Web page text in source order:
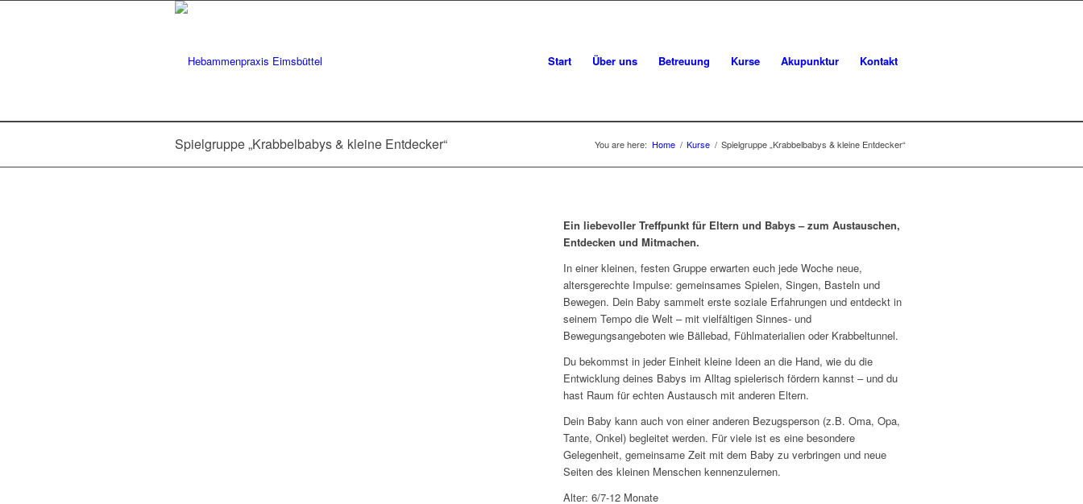
Start Über uns Betreuung Kurse Akupunktur Kontakt
Spielgruppe „Krabbelbabys & kleine Entdecker“ You are here: Home / Kurse / Spielgruppe „Krabbelbabys & kleine Entdecker“
Ein liebevoller Treffpunkt für Eltern und Babys – zum Austauschen,
Entdecken und Mitmachen.
In einer kleinen, festen Gruppe erwarten euch jede Woche neue,
altersgerechte Impulse: gemeinsames Spielen, Singen, Basteln und
Bewegen. Dein Baby sammelt erste soziale Erfahrungen und entdeckt in
seinem Tempo die Welt – mit vielfältigen Sinnes- und
Bewegungsangeboten wie Bällebad, Fühlmaterialien oder Krabbeltunnel.
Du bekommst in jeder Einheit kleine Ideen an die Hand, wie du die
Entwicklung deines Babys im Alltag spielerisch fördern kannst – und du
hast Raum für echten Austausch mit anderen Eltern.
Dein Baby kann auch von einer anderen Bezugsperson (z.B. Oma, Opa,
Tante, Onkel) begleitet werden. Für viele ist es eine besondere
Gelegenheit, gemeinsame Zeit mit dem Baby zu verbringen und neue
Seiten des kleinen Menschen kennenzulernen.
Alter: 6/7-12 Monate